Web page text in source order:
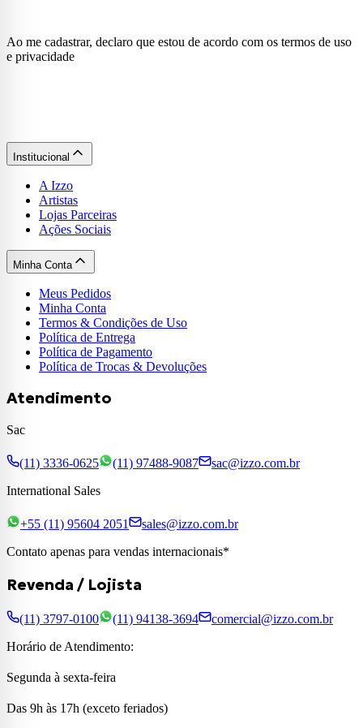
Ao me cadastrar, declaro que estou de acordo com os termos de uso
e privacidade
Institucional
A Izzo
Artistas
Lojas Parceiras
Ações Sociais
Minha Conta
Meus Pedidos
Minha Conta
Termos & Condições de Uso
Política de Entrega
Política de Pagamento
Política de Trocas & Devoluções
Atendimento
Sac
(11) 3336-0625 (11) 97488-9087
sac@izzo.com.br
International Sales
+55 (11) 95604 2051
sales@izzo.com.br
Contato apenas para vendas internacionais*
Revenda / Lojista
(11) 3797-0100 (11) 94138-3694
comercial@izzo.com.br
Horário de Atendimento:
Segunda à sexta-feira
Das 9h às 17h (exceto feriados)